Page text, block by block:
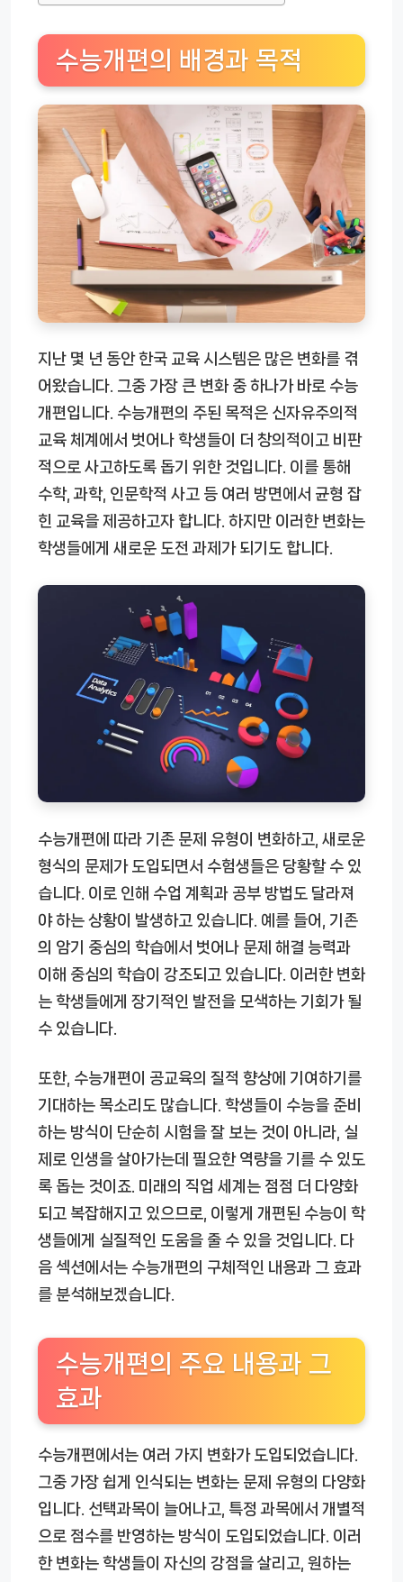
수능개편의 배경과 목적
지난 몇 년 동안 한국 교육 시스템은 많은 변화를 겪
어왔습니다. 그중 가장 큰 변화 중 하나가 바로 수능
개편입니다. 수능개편의 주된 목적은 신자유주의적
교육 체계에서 벗어나 학생들이 더 창의적이고 비판
적으로 사고하도록 돕기 위한 것입니다. 이를 통해
수학, 과학, 인문학적 사고 등 여러 방면에서 균형 잡
힌 교육을 제공하고자 합니다. 하지만 이러한 변화는
학생들에게 새로운 도전 과제가 되기도 합니다.
수능개편에 따라 기존 문제 유형이 변화하고, 새로운
형식의 문제가 도입되면서 수험생들은 당황할 수 있
습니다. 이로 인해 수업 계획과 공부 방법도 달라져
야 하는 상황이 발생하고 있습니다. 예를 들어, 기존
의 암기 중심의 학습에서 벗어나 문제 해결 능력과
이해 중심의 학습이 강조되고 있습니다. 이러한 변화
는 학생들에게 장기적인 발전을 모색하는 기회가 될
수 있습니다.
또한, 수능개편이 공교육의 질적 향상에 기여하기를
기대하는 목소리도 많습니다. 학생들이 수능을 준비
하는 방식이 단순히 시험을 잘 보는 것이 아니라, 실
제로 인생을 살아가는데 필요한 역량을 기를 수 있도
록 돕는 것이죠. 미래의 직업 세계는 점점 더 다양화
되고 복잡해지고 있으므로, 이렇게 개편된 수능이 학
생들에게 실질적인 도움을 줄 수 있을 것입니다. 다
음 섹션에서는 수능개편의 구체적인 내용과 그 효과
를 분석해보겠습니다.
수능개편의 주요 내용과 그
효과
수능개편에서는 여러 가지 변화가 도입되었습니다.
그중 가장 쉽게 인식되는 변화는 문제 유형의 다양화
입니다. 선택과목이 늘어나고, 특정 과목에서 개별적
으로 점수를 반영하는 방식이 도입되었습니다. 이러
한 변화는 학생들이 자신의 강점을 살리고, 원하는